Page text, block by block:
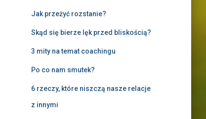
Jak przeżyć rozstanie?
Skąd się bierze lęk przed bliskością?
3 mity na temat coachingu
Po co nam smutek?
6 rzeczy, które niszczą nasze relacje
z innymi